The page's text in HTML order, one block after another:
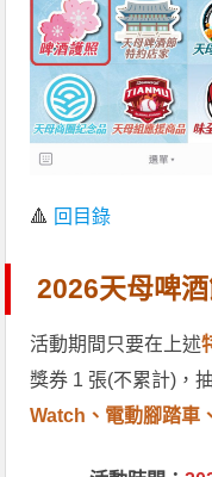
🔺 回目錄
2026天母啤
活動期間只要在上述
獎券 1 張(不累計)，
Watch、電動腳踏車